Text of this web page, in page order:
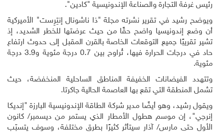
رئيس غرفة التجارة والصناعة الإندونيسية "كادين".
ويوضح رشيد في تقرير نشرته مجلة "ذا ناشونال إنتِرِست" الأميركية
أن وضع إندونيسيا واضح حقًا من حيث عرضتها للخطر الشديد، إذ
تشير تقريبًا جميع التوقعات الخاصة بالقرن المقبل إلى حدوث ارتفاع
حاد في درجات الحرارة فيها، تُراوح بين 0.7 درجة مئوية و3.9 درجة
مئوية.
وتتهدد الفيضانات الخفيفة المناطق الساحلية المنخفضة، حيث
تشمل المنطقة التي تقع بها العاصمة الحالية جاكرتا.
ويقول رشيد، وهو أيضًا مدير شركة الطاقة الإندونيسية البارزة "إنديكا
إنرجي"، إن موسم هطول الأمطار الذي يستمر من ديسمبر/ كانون
الأول حتى مارس/ آذار سيتأثر كثيرًا بطرق مختلفة، وسوف يتسبّب